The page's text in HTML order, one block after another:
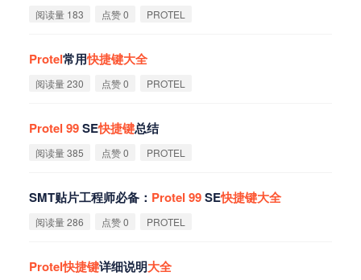
阅读量 183 点赞 0 PROTEL
Protel常用快捷键大全
阅读量 230 点赞 0 PROTEL
Protel 99SE快捷键总结
阅读量 385 点赞 0 PROTEL
SMT贴片工程师必备： Protel 99SE快捷键大全
阅读量 286 点赞 0 PROTEL
Protel快捷键详细说明大全